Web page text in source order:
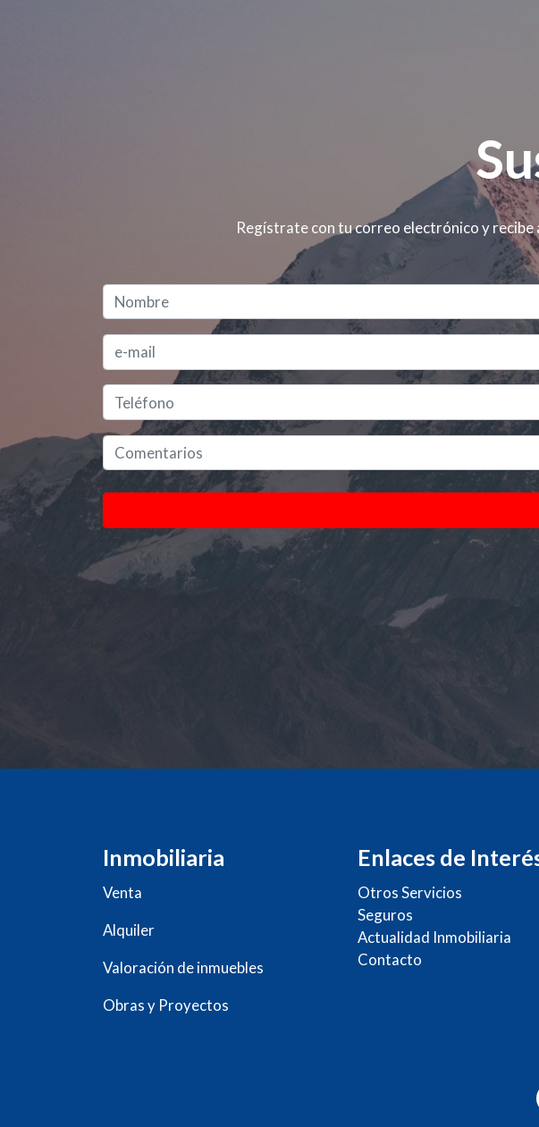
Regístrate con tu correo electrónico y
Inmobiliaria
Venta
Alquiler
Valoración de inmuebles
Obras y Proyectos
Enlaces de
Otros Servicios
Seguros
Actualidad Inmobiliaria
Contacto